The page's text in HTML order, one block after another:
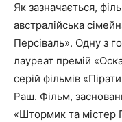
Як зазначається,
австралійська
Персіваль». Одну з
лауреат премій
серій фільмів
Раш. Фільм,
«Штормик та містер